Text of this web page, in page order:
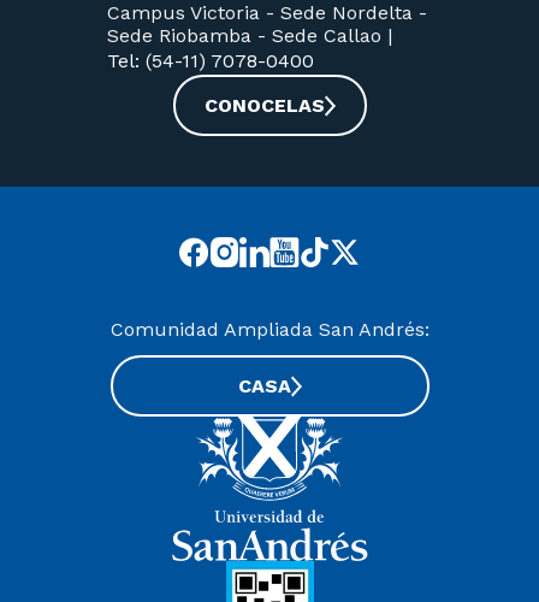
Campus Victoria - Sede Nordelta -
Sede Riobamba - Sede Callao |
Tel: (54-11) 7078-0400
CONOCELAS
Comunidad Ampliada San Andrés:
CASA